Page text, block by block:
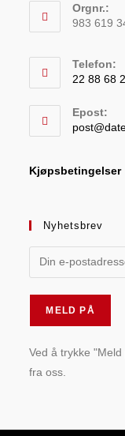
Orgnr.:
983 619
Telefon:
22 88 68
Epost:
Kjøpsbetingelser
Nyhetsbrev
Ved å trykke
fra oss.